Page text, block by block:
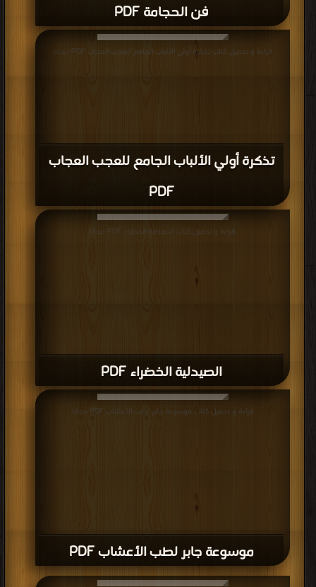
فن الحجامة PDF
تذكرة أولي الألباب الجامع للعجب العجاب
PDF
قراءة و تحميل كتاب تذكرة أولي الألباب الجامع للعجب العجاب PDF مجانا
الصيدلية الخضراء PDF
قراءة و تحميل كتاب الصيدلية الخضراء PDF مجانا
موسوعة جابر لطب الأعشاب PDF
قراءة و تحميل كتاب موسوعة جابر لطب الأعشاب PDF مجانا